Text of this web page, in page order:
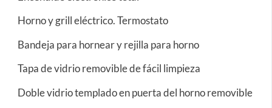
Horno y grill eléctrico. Termostato
Bandeja para hornear y rejilla para horno
Tapa de vidrio removible de fácil limpieza
Doble vidrio templado en puerta del horno removible